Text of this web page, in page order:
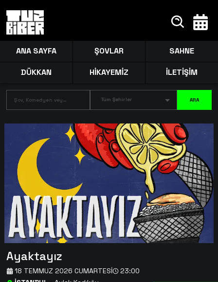
ANA SAYFA ŞOVLAR SAHNE
DÜKKAN HİKAYEMİZ İLETİŞİM
Tüm Şehirler ARA
Ayaktayız
18 TEMMUZ 2026 CUMARTESI 23:00